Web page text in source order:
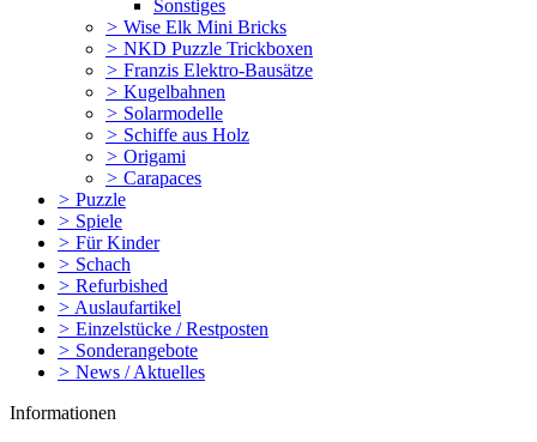
Sonstiges
> Wise Elk Mini Bricks
> NKD Puzzle Trickboxen
> Franzis Elektro-Bausätze
> Kugelbahnen
> Solarmodelle
> Schiffe aus Holz
> Origami
> Carapaces
> Puzzle
> Spiele
> Für Kinder
> Schach
> Refurbished
> Auslaufartikel
> Einzelstücke / Restposten
> Sonderangebote
> News / Aktuelles
Informationen